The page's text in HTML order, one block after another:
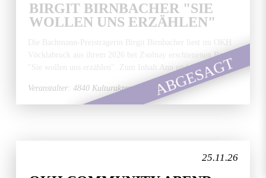
ABGESAGT
BIRGIT BIRNBACHER "SIE
WOLLEN UNS ERZÄHLEN"
Die Bachmann-Preisträgerin Birgit Birnbacher liest im OKH
Vöcklabruck aus ihrem 2026 bei Zsolnay erschienenen Roman
"Sie wollen uns erzählen". Zum Inhalt Ann und ihr...
Veranstalter: 4840 Kulturakzente
25.11.26